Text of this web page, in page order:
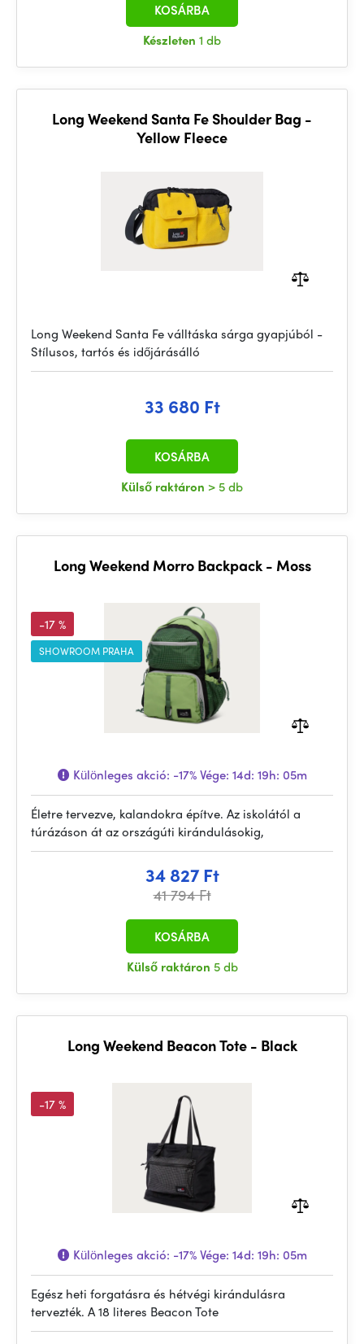
Készleten 1 db
KOSÁRBA
Long Weekend Santa Fe Shoulder Bag -
Yellow Fleece
Long Weekend Santa Fe válltáska sárga gyapjúból -
Stílusos, tartós és időjárásálló
33 680 Ft
Külső raktáron > 5 db
KOSÁRBA
Long Weekend Morro Backpack - Moss
-17 %
SHOWROOM PRAHA
Különleges akció: -17%Vége: 14d: 19h: 05m
Életre tervezve, kalandokra építve. Az iskolától a
túrázáson át az országúti kirándulásokig,
34 827 Ft
41 794 Ft
Külső raktáron 5 db
KOSÁRBA
Long Weekend Beacon Tote - Black
-17 %
Különleges akció: -17%Vége: 14d: 19h: 05m
Egész heti forgatásra és hétvégi kirándulásra
tervezték. A 18 literes Beacon Tote